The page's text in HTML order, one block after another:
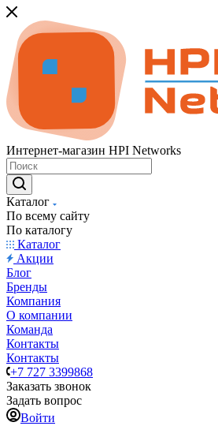
Интернет-магазин HPI Networks
Каталог
По всему сайту
По каталогу
Каталог
Акции
Блог
Бренды
Компания
О компании
Команда
Контакты
Контакты
+7 727 3399868
Заказать звонок
Задать вопрос
Войти